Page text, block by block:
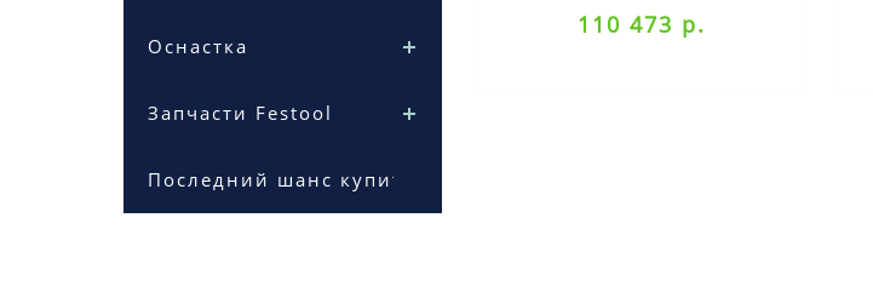
Оснастка
Запчасти Festool
Последний шанс купить
больша..
110 473 р.